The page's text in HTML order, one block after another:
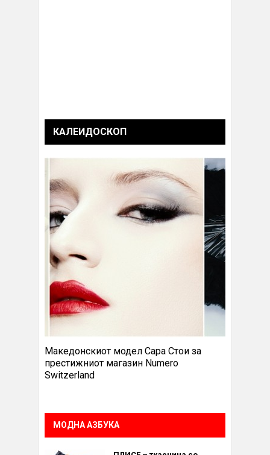
КАЛЕИДОСКОП
Македонскиот модел Сара Стои за
престижниот магазин Numero
Switzerland
МОДНА АЗБУКА